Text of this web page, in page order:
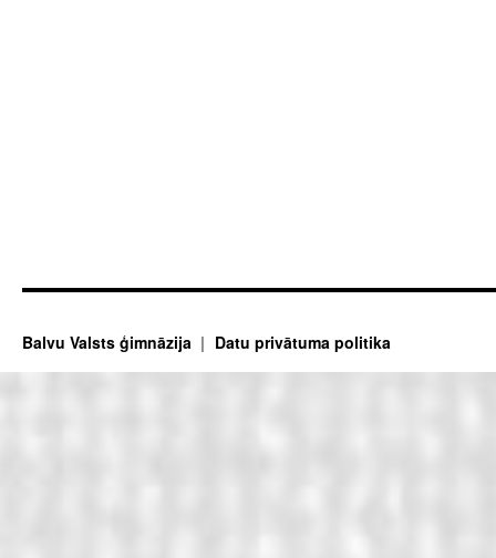
Balvu Valsts ģimnāzija Datu privātuma politika